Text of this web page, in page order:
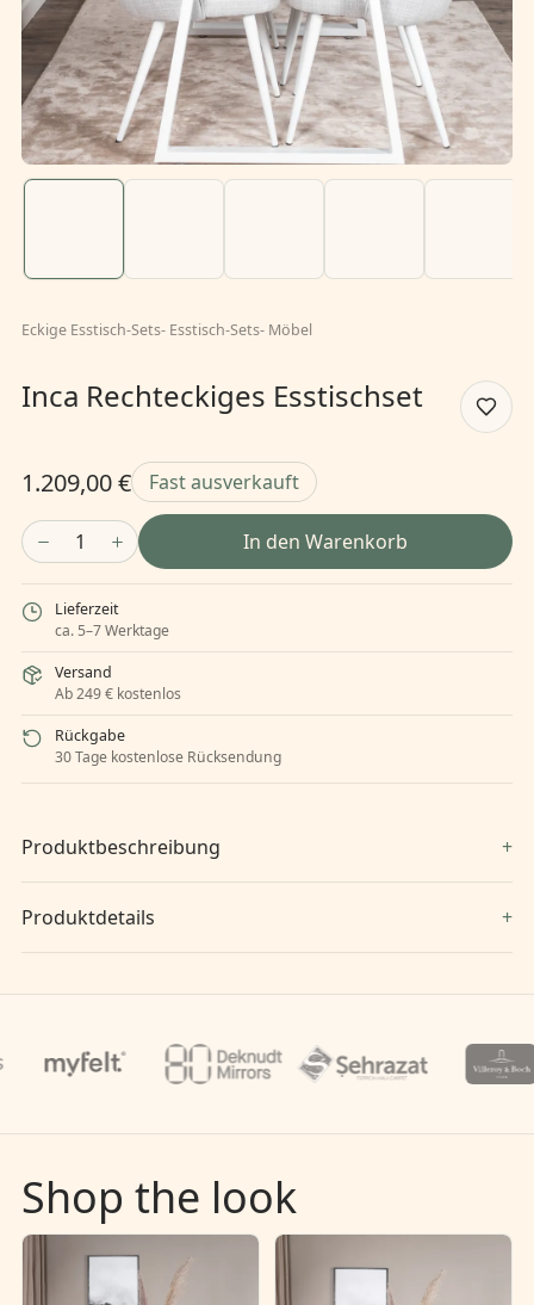
Eckige Esstisch-Sets- Esstisch-Sets- Möbel
Inca Rechteckiges Esstischset
1.209,00 € Fast ausverkauft
1 In den Warenkorb
Lieferzeit
ca. 5–7 Werktage
Versand
Ab 249 € kostenlos
Rückgabe
30 Tage kostenlose Rücksendung
Produktbeschreibung
Produktdetails
Shop the look